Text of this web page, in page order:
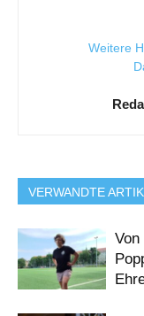
Weitere
VERWANDTE